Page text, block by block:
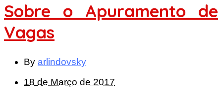
Sobre o Apuramento de
Vagas
By arlindovsky
18 de Março de 2017